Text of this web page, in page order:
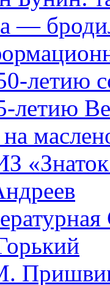
—
летию
летию